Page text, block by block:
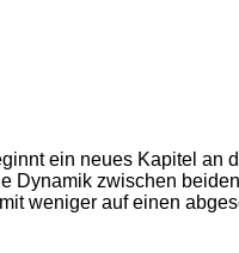
ein neues Kapitel an
zwischen
weniger auf einen